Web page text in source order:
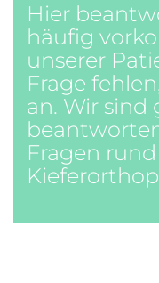
Hier
häufig
unserer
Frage
an. Wir sind
Fragen